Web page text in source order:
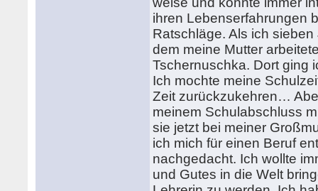
ihren Lebenserfahrungen
Ratschläge. Als ich
dem meine Mutter
Tschernuschka. Dort ging
Ich mochte meine
Zeit zurückzukehren…
meinem Schulabschluss
sie jetzt bei meiner
ich mich für einen Beruf
nachgedacht. Ich wollte
und Gutes in die Welt